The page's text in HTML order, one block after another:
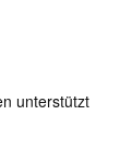
unterstützt